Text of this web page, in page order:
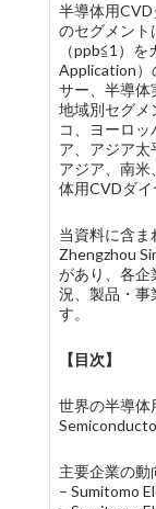
半導体用CVD
のセグメント
（ppb≦1）
Application）
サー、半導体
地域別セグメ
コ、ヨーロ
ア、アジア
アジア、南
体用CVDダイ
当資料に含ま
Zhengzhou
があり、各企
況、製品・事
す。
【目次】
世界の半導体
主要企業の動
– Sumitomo